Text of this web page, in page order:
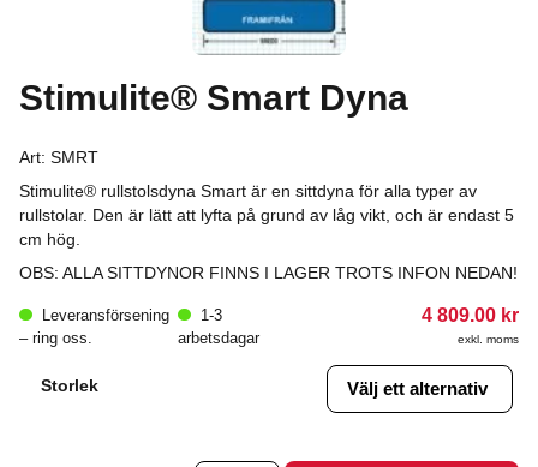
Stimulite® Smart Dyna
Art: SMRT
Stimulite® rullstolsdyna Smart är en sittdyna för alla typer av
rullstolar. Den är lätt att lyfta på grund av låg vikt, och är endast 5
cm hög.
OBS: ALLA SITTDYNOR FINNS I LAGER TROTS INFON NEDAN!
Leveransförsening
– ring oss.
1-3
arbetsdagar
4 809.00 kr
exkl. moms
Storlek